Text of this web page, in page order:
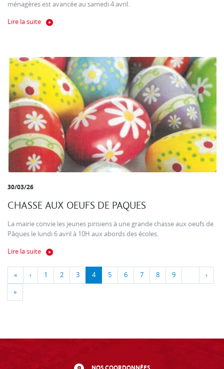
ménagères est avancée au samedi 4 avril.
Lire la suite
30/03/26
CHASSE AUX OEUFS DE PAQUES
La mairie convie les jeunes pirisiens à une grande chasse aux oeufs de
Pâques le lundi 6 avril à 10H aux abords des écoles.
Lire la suite
« ‹ 1 2 3 4 5 6 7 8 9 … ›
»